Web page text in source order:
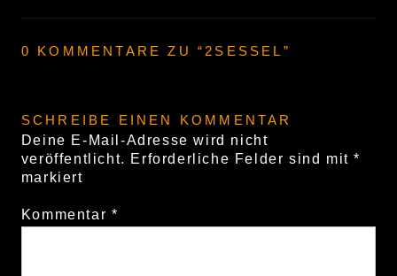
0 KOMMENTARE ZU “ 2SESSEL ”
SCHREIBE EINEN KOMMENTAR
Deine E-Mail-Adresse wird nicht
veröffentlicht. Erforderliche Felder sind mit*
markiert
Kommentar *